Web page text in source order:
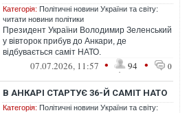
Категорія: Політичні новини України та світу:
читати новини політики
Президент України Володимир Зеленський
у вівторок прибув до Анкари, де
відбувається саміт НАТО.
07.07.2026, 11:57 • 94 • 0
В АНКАРІ СТАРТУЄ 36-Й САМІТ НАТО
Категорія: Політичні новини України та світу: